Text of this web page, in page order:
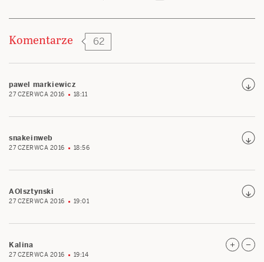
Komentarze 62
pawel markiewicz
27 CZERWCA 2016 18:11
snakeinweb
27 CZERWCA 2016 18:56
AOlsztynski
27 CZERWCA 2016 19:01
Kalina
27 CZERWCA 2016 19:14